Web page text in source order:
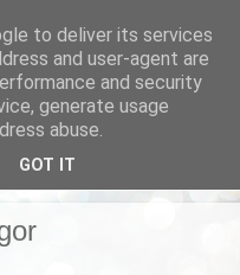
lösningar!
to deliver its services
and user-agent are
and security
generate usage
abuse.
GOT IT